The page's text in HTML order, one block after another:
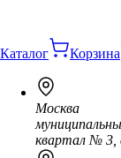
Каталог Корзина
Москва
квартал № 3,